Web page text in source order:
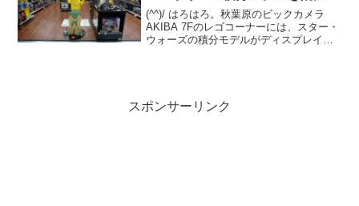
(^^)/ はろはろ。秋葉原のビックカメラ
AKIBA 7Fのレゴコーナーには、スター・
ウォーズの積分モデルがディスプレイさ
スポンサーリンク